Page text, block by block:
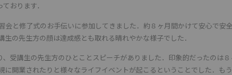
おります．
会と修了式のお手伝いに参加してきました．約８ヶ月間かけて安心で安
生の先生方の顔は達成感とも取れる晴れやかな様子でした．
受講生の先生方のひとことスピーチがありました．印象的だったのは８
に開業されたりと様々なライフイベントが起こるということでした．も